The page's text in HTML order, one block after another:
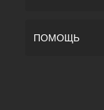
ПОМОЩЬ